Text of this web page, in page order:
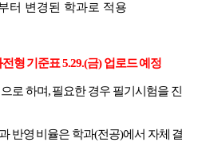
터 변경된 학과로 적용
전형 기준표5.29.(금)업로드 예정
로 하며,필요한 경우 필기시험을 진
반영 비율은 학과(전공)에서 자체 결